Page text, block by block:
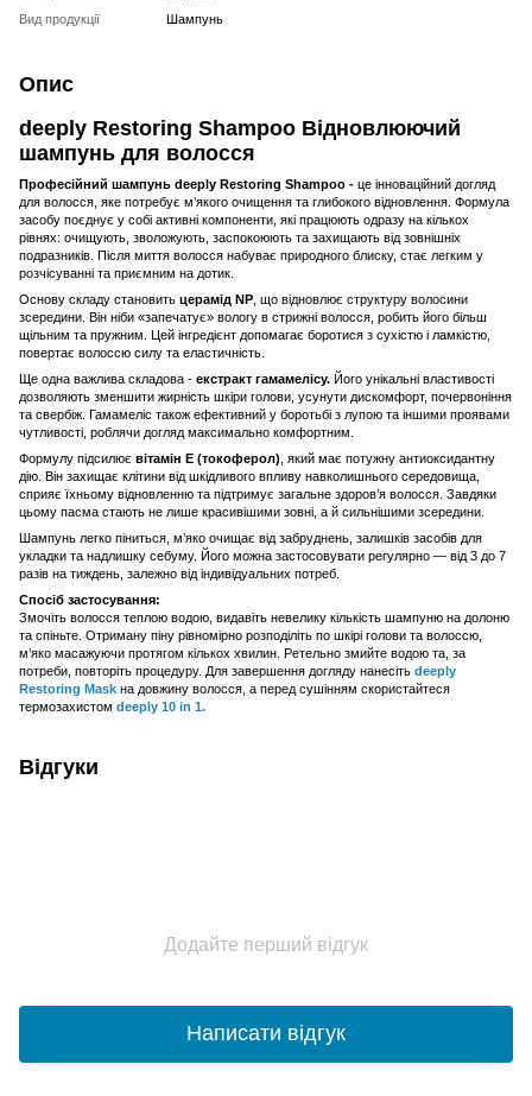
Вид продукції
Шампунь
Опис
deeply Restoring Shampoo Відновлюючий
шампунь для волосся
Професійний шампунь deeply Restoring Shampoo - це інноваційний догляд
для волосся, яке потребує м’якого очищення та глибокого відновлення. Формула
засобу поєднує у собі активні компоненти, які працюють одразу на кількох
рівнях: очищують, зволожують, заспокоюють та захищають від зовнішніх
подразників. Після миття волосся набуває природного блиску, стає легким у
розчісуванні та приємним на дотик.
Основу складу становить церамід NP , що відновлює структуру волосини
зсередини. Він ніби «запечатує» вологу в стрижні волосся, робить його більш
щільним та пружним. Цей інгредієнт допомагає боротися з сухістю і ламкістю,
повертає волоссю силу та еластичність.
Ще одна важлива складова - екстракт гамамелісу. Його унікальні властивості
дозволяють зменшити жирність шкіри голови, усунути дискомфорт, почервоніння
та свербіж. Гамамеліс також ефективний у боротьбі з лупою та іншими проявами
чутливості, роблячи догляд максимально комфортним.
Формулу підсилює вітамін Е (токоферол) , який має потужну антиоксидантну
дію. Він захищає клітини від шкідливого впливу навколишнього середовища,
сприяє їхньому відновленню та підтримує загальне здоров’я волосся. Завдяки
цьому пасма стають не лише красивішими зовні, а й сильнішими зсередини.
Шампунь легко піниться, м’яко очищає від забруднень, залишків засобів для
укладки та надлишку себуму. Його можна застосовувати регулярно — від 3 до 7
разів на тиждень, залежно від індивідуальних потреб.
Спосіб застосування:
Змочіть волосся теплою водою, видавіть невелику кількість шампуню на долоню
та спіньте. Отриману піну рівномірно розподіліть по шкірі голови та волоссю,
м’яко масажуючи протягом кількох хвилин. Ретельно змийте водою та, за
потреби, повторіть процедуру. Для завершення догляду нанесіть deeply
Restoring Mask на довжину волосся, а перед сушінням скористайтеся
термозахистом deeply 10 in 1.
Відгуки
Додайте перший відгук
Написати відгук